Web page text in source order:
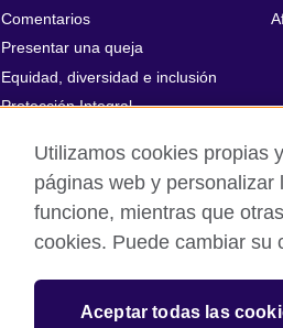
Comentarios
Presentar una queja
Equidad, diversidad e inclusión
Protección Integral
British Council global Políticas de
A registered charity: 209131 (England
Utilizamos cookies propias
páginas web y
funcione, mientras que
cookies. Puede cambiar su
Aceptar todas las